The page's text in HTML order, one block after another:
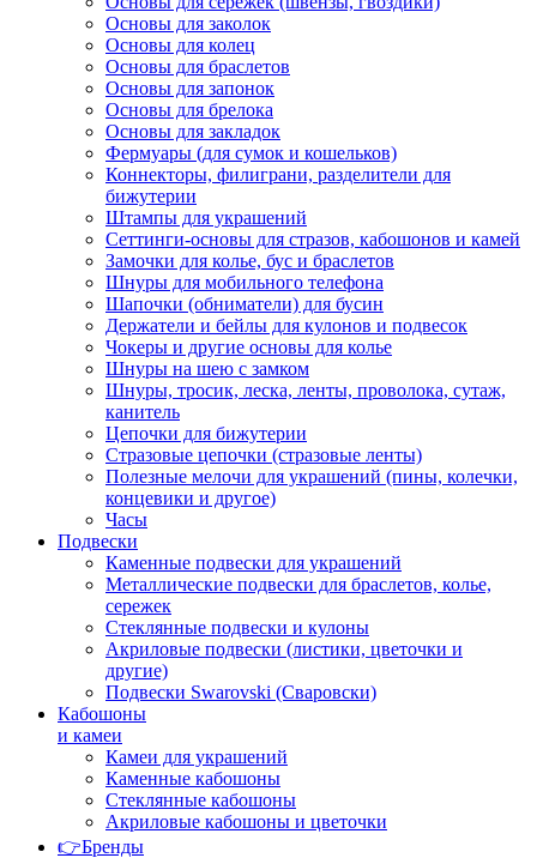
Основы для заколок
Основы для колец
Основы для браслетов
Основы для запонок
Основы для брелока
Основы для закладок
Фермуары (для сумок и кошельков)
Коннекторы, филиграни, разделители для
бижутерии
Штампы для украшений
Сеттинги-основы для стразов, кабошонов и камей
Замочки для колье, бус и браслетов
Шнуры для мобильного телефона
Шапочки (обниматели) для бусин
Держатели и бейлы для кулонов и подвесок
Чокеры и другие основы для колье
Шнуры на шею с замком
Шнуры, тросик, леска, ленты, проволока, сутаж,
канитель
Цепочки для бижутерии
Стразовые цепочки (стразовые ленты)
Полезные мелочи для украшений (пины, колечки,
концевики и другое)
Часы
Подвески
Каменные подвески для украшений
Металлические подвески для браслетов, колье,
сережек
Стеклянные подвески и кулоны
Акриловые подвески (листики, цветочки и
другие)
Подвески Swarovski (Сваровски)
Кабошоны
и камеи
Камеи для украшений
Каменные кабошоны
Стеклянные кабошоны
Акриловые кабошоны и цветочки
👉Бренды